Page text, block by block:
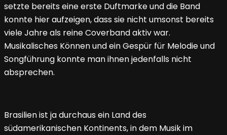
setzte bereits eine erste Duftmarke und die Band
konnte hier aufzeigen, dass sie nicht umsonst bereits
viele Jahre als reine Coverband aktiv war.
Musikalisches Können und ein Gespür für Melodie und
Songführung konnte man ihnen jedenfalls nicht
absprechen.
Brasilien ist ja durchaus ein Land des
südamerikanischen Kontinents, in dem Musik im